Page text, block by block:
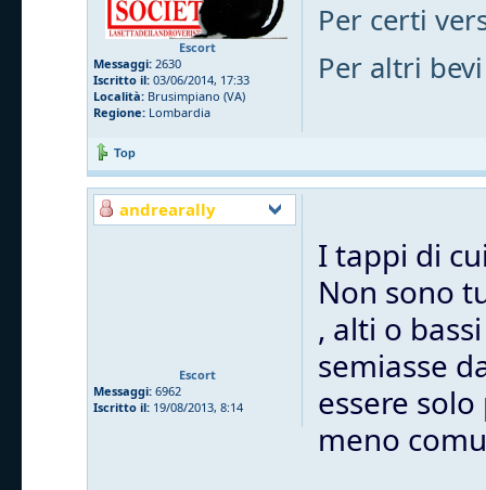
Escort
Messaggi: 2630
Iscritto il: 03/06/2014, 17:33
Località: Brusimpiano (VA)
Regione: Lombardia
Per certi
Per altri bevi
Top
andrearally
Escort
Messaggi: 6962
Iscritto il: 19/08/2013, 8:14
I tappi di
Non sono
, alti o
semiasse
essere
meno